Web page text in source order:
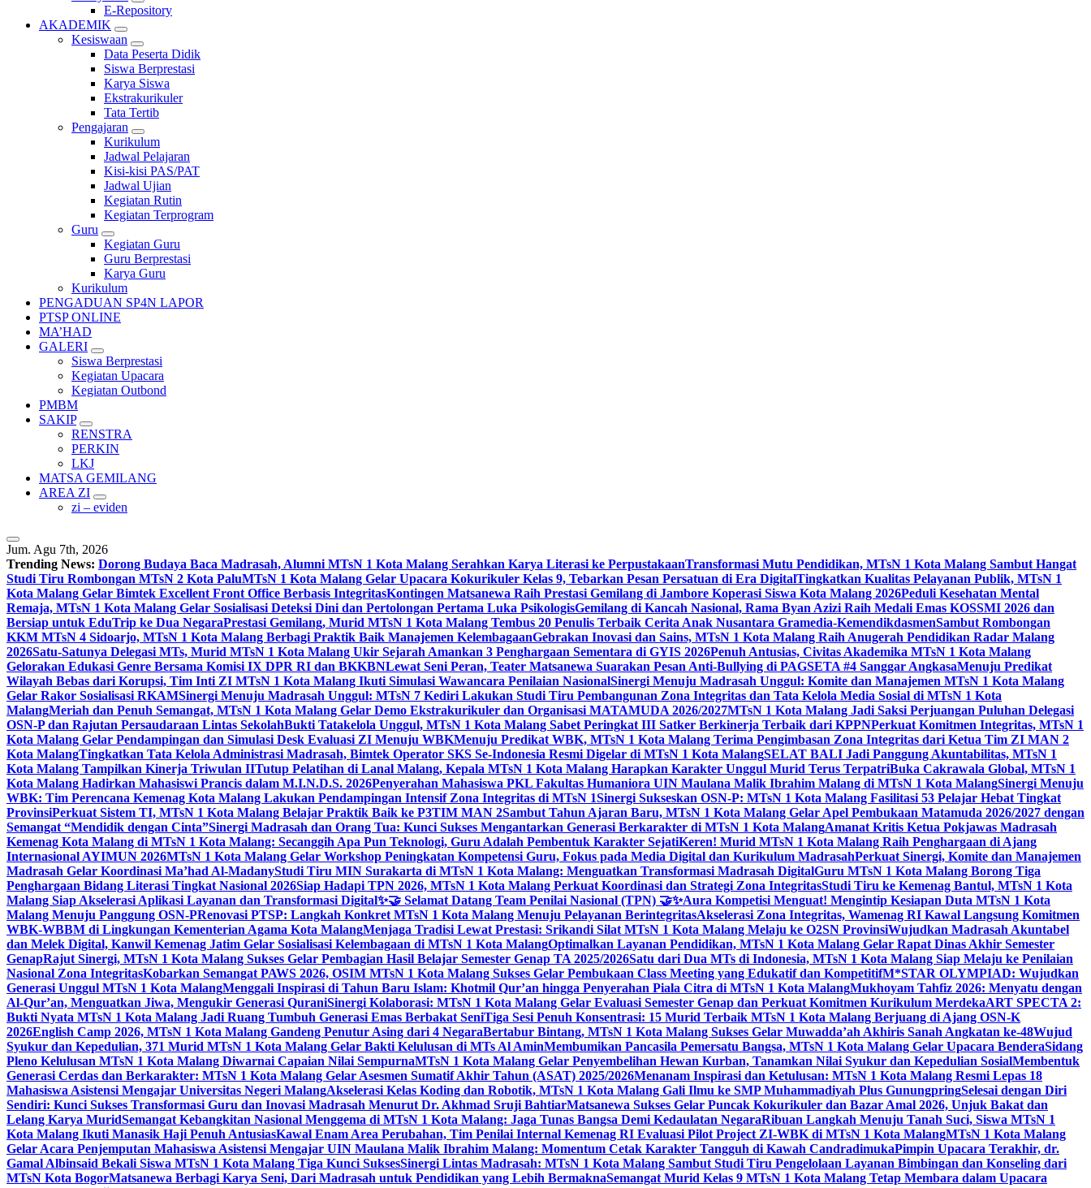
E-Repository
AKADEMIK
Kesiswaan
Data Peserta Didik
Siswa Berprestasi
Karya Siswa
Ekstrakurikuler
Tata Tertib
Pengajaran
Kurikulum
Jadwal Pelajaran
Kisi-kisi PAS/PAT
Jadwal Ujian
Kegiatan Rutin
Kegiatan Terprogram
Guru
Kegiatan Guru
Guru Berprestasi
Karya Guru
Kurikulum
PENGADUAN SP4N LAPOR
PTSP ONLINE
MA’HAD
GALERI
Siswa Berprestasi
Kegiatan Upacara
Kegiatan Outbond
PMBM
SAKIP
RENSTRA
PERKIN
LKJ
MATSA GEMILANG
AREA ZI
zi – eviden
Jum. Agu 7th, 2026
Trending News: Dorong Budaya Baca Madrasah, Alumni MTsN 1 Kota Malang Serahkan Karya Literasi ke PerpustakaanTransformasi Mutu Pendidikan, MTsN 1 Kota Malang Sambut Hangat
Studi Tiru Rombongan MTsN 2 Kota PaluMTsN 1 Kota Malang Gelar Upacara Kokurikuler Kelas 9, Tebarkan Pesan Persatuan di Era DigitalTingkatkan Kualitas Pelayanan Publik, MTsN 1
Kota Malang Gelar Bimtek Excellent Front Office Berbasis IntegritasKontingen Matsanewa Raih Prestasi Gemilang di Jambore Koperasi Siswa Kota Malang 2026Peduli Kesehatan Mental
Remaja, MTsN 1 Kota Malang Gelar Sosialisasi Deteksi Dini dan Pertolongan Pertama Luka PsikologisGemilang di Kancah Nasional, Rama Byan Azizi Raih Medali Emas KOSSMI 2026 dan
Bersiap untuk EduTrip ke Dua NegaraPrestasi Gemilang, Murid MTsN 1 Kota Malang Tembus 20 Penulis Terbaik Cerita Anak Nusantara Gramedia-KemendikdasmenSambut Rombongan
KKM MTsN 4 Sidoarjo, MTsN 1 Kota Malang Berbagi Praktik Baik Manajemen KelembagaanGebrakan Inovasi dan Sains, MTsN 1 Kota Malang Raih Anugerah Pendidikan Radar Malang
2026Satu-Satunya Delegasi MTs, Murid MTsN 1 Kota Malang Ukir Sejarah Amankan 3 Penghargaan Sementara di GYIS 2026Penuh Antusias, Civitas Akademika MTsN 1 Kota Malang
Gelorakan Edukasi Genre Bersama Komisi IX DPR RI dan BKKBNLewat Seni Peran, Teater Matsanewa Suarakan Pesan Anti-Bullying di PAGSETA #4 Sanggar AngkasaMenuju Predikat
Wilayah Bebas dari Korupsi, Tim Inti ZI MTsN 1 Kota Malang Ikuti Simulasi Wawancara Penilaian NasionalSinergi Menuju Madrasah Unggul: Komite dan Manajemen MTsN 1 Kota Malang
Gelar Rakor Sosialisasi RKAMSinergi Menuju Madrasah Unggul: MTsN 7 Kediri Lakukan Studi Tiru Pembangunan Zona Integritas dan Tata Kelola Media Sosial di MTsN 1 Kota
MalangMeriah dan Penuh Semangat, MTsN 1 Kota Malang Gelar Demo Ekstrakurikuler dan Organisasi MATAMUDA 2026/2027MTsN 1 Kota Malang Jadi Saksi Perjuangan Puluhan Delegasi
OSN-P dan Rajutan Persaudaraan Lintas SekolahBukti Tatakelola Unggul, MTsN 1 Kota Malang Sabet Peringkat III Satker Berkinerja Terbaik dari KPPNPerkuat Komitmen Integritas, MTsN 1
Kota Malang Gelar Pendampingan dan Simulasi Desk Evaluasi ZI Menuju WBKMenuju Predikat WBK, MTsN 1 Kota Malang Terima Pengimbasan Zona Integritas dari Ketua Tim ZI MAN 2
Kota MalangTingkatkan Tata Kelola Administrasi Madrasah, Bimtek Operator SKS Se-Indonesia Resmi Digelar di MTsN 1 Kota MalangSELAT BALI Jadi Panggung Akuntabilitas, MTsN 1
Kota Malang Tampilkan Kinerja Triwulan IITutup Pelatihan di Lanal Malang, Kepala MTsN 1 Kota Malang Harapkan Karakter Unggul Murid Terus TerpatriBuka Cakrawala Global, MTsN 1
Kota Malang Hadirkan Mahasiswi Prancis dalam M.I.N.D.S. 2026Penyerahan Mahasiswa PKL Fakultas Humaniora UIN Maulana Malik Ibrahim Malang di MTsN 1 Kota MalangSinergi Menuju
WBK: Tim Perencana Kemenag Kota Malang Lakukan Pendampingan Intensif Zona Integritas di MTsN 1Sinergi Sukseskan OSN-P: MTsN 1 Kota Malang Fasilitasi 53 Pelajar Hebat Tingkat
ProvinsiPerkuat Sistem TI, MTsN 1 Kota Malang Belajar Praktik Baik ke P3TIM MAN 2Sambut Tahun Ajaran Baru, MTsN 1 Kota Malang Gelar Apel Pembukaan Matamuda 2026/2027 dengan
Semangat “Mendidik dengan Cinta”Sinergi Madrasah dan Orang Tua: Kunci Sukses Mengantarkan Generasi Berkarakter di MTsN 1 Kota MalangAmanat Kritis Ketua Pokjawas Madrasah
Kemenag Kota Malang di MTsN 1 Kota Malang: Secanggih Apa Pun Teknologi, Guru Adalah Pembentuk Karakter SejatiKeren! Murid MTsN 1 Kota Malang Raih Penghargaan di Ajang
Internasional AYIMUN 2026MTsN 1 Kota Malang Gelar Workshop Peningkatan Kompetensi Guru, Fokus pada Media Digital dan Kurikulum MadrasahPerkuat Sinergi, Komite dan Manajemen
Madrasah Gelar Koordinasi Ma’had Al-MadanyStudi Tiru MIN Surakarta di MTsN 1 Kota Malang: Menguatkan Transformasi Madrasah DigitalGuru MTsN 1 Kota Malang Borong Tiga
Penghargaan Bidang Literasi Tingkat Nasional 2026Siap Hadapi TPN 2026, MTsN 1 Kota Malang Perkuat Koordinasi dan Strategi Zona IntegritasStudi Tiru ke Kemenag Bantul, MTsN 1 Kota
Malang Siap Akselerasi Aplikasi Layanan dan Transformasi Digital✨🤝 Selamat Datang Team Penilai Nasional (TPN) 🤝✨Aura Kompetisi Menguat! Mengintip Kesiapan Duta MTsN 1 Kota
Malang Menuju Panggung OSN-PRenovasi PTSP: Langkah Konkret MTsN 1 Kota Malang Menuju Pelayanan BerintegritasAkselerasi Zona Integritas, Wamenag RI Kawal Langsung Komitmen
WBK-WBBM di Lingkungan Kementerian Agama Kota MalangMenjaga Tradisi Lewat Prestasi: Srikandi Silat MTsN 1 Kota Malang Melaju ke O2SN ProvinsiWujudkan Madrasah Akuntabel
dan Melek Digital, Kanwil Kemenag Jatim Gelar Sosialisasi Kelembagaan di MTsN 1 Kota MalangOptimalkan Layanan Pendidikan, MTsN 1 Kota Malang Gelar Rapat Dinas Akhir Semester
GenapRajut Sinergi, MTsN 1 Kota Malang Sukses Gelar Pembagian Hasil Belajar Semester Genap TA 2025/2026Satu dari Dua MTs di Indonesia, MTsN 1 Kota Malang Siap Melaju ke Penilaian
Nasional Zona IntegritasKobarkan Semangat PAWS 2026, OSIM MTsN 1 Kota Malang Sukses Gelar Pembukaan Class Meeting yang Edukatif dan KompetitifM*STAR OLYMPIAD: Wujudkan
Generasi Unggul MTsN 1 Kota MalangMenggali Inspirasi di Tahun Baru Islam: Khotmil Qur’an hingga Penyerahan Piala Citra di MTsN 1 Kota MalangMukhoyam Tahfiz 2026: Menyatu dengan
Al-Qur’an, Menguatkan Jiwa, Mengukir Generasi QuraniSinergi Kolaborasi: MTsN 1 Kota Malang Gelar Evaluasi Semester Genap dan Perkuat Komitmen Kurikulum MerdekaART SPECTA 2:
Bukti Nyata MTsN 1 Kota Malang Jadi Ruang Tumbuh Generasi Emas Berbakat SeniTiga Sesi Penuh Konsentrasi: 15 Murid Terbaik MTsN 1 Kota Malang Berjuang di Ajang OSN-K
2026English Camp 2026, MTsN 1 Kota Malang Gandeng Penutur Asing dari 4 NegaraBertabur Bintang, MTsN 1 Kota Malang Sukses Gelar Muwadda’ah Akhiris Sanah Angkatan ke-48Wujud
Syukur dan Kepedulian, 371 Murid MTsN 1 Kota Malang Gelar Bakti Kelulusan di MTs Al AminMembumikan Pancasila Pemersatu Bangsa, MTsN 1 Kota Malang Gelar Upacara BenderaSidang
Pleno Kelulusan MTsN 1 Kota Malang Diwarnai Capaian Nilai SempurnaMTsN 1 Kota Malang Gelar Penyembelihan Hewan Kurban, Tanamkan Nilai Syukur dan Kepedulian SosialMembentuk
Generasi Cerdas dan Berkarakter: MTsN 1 Kota Malang Gelar Asesmen Sumatif Akhir Tahun (ASAT) 2025/2026Menanam Inspirasi dan Ketulusan: MTsN 1 Kota Malang Resmi Lepas 18
Mahasiswa Asistensi Mengajar Universitas Negeri MalangAkselerasi Kelas Koding dan Robotik, MTsN 1 Kota Malang Gali Ilmu ke SMP Muhammadiyah Plus GunungpringSelesai dengan Diri
Sendiri: Kunci Sukses Transformasi Guru dan Inovasi Madrasah Menurut Dr. Akhmad Sruji BahtiarMatsanewa Sukses Gelar Puncak Kokurikuler dan Bazar Amal 2026, Unjuk Bakat dan
Lelang Karya MuridSemangat Kebangkitan Nasional Menggema di MTsN 1 Kota Malang: Jaga Tunas Bangsa Demi Kedaulatan NegaraRibuan Langkah Menuju Tanah Suci, Siswa MTsN 1
Kota Malang Ikuti Manasik Haji Penuh AntusiasKawal Enam Area Perubahan, Tim Penilai Internal Kemenag RI Evaluasi Pilot Project ZI-WBK di MTsN 1 Kota MalangMTsN 1 Kota Malang
Gelar Acara Penjemputan Mahasiswa Asistensi Mengajar UIN Maulana Malik Ibrahim Malang: Momentum Cetak Karakter Tangguh di Kawah CandradimukaPimpin Upacara Terakhir, dr.
Gamal Albinsaid Bekali Siswa MTsN 1 Kota Malang Tiga Kunci SuksesSinergi Lintas Madrasah: MTsN 1 Kota Malang Sambut Studi Tiru Pengelolaan Layanan Bimbingan dan Konseling dari
MTsN Kota BogorMatsanewa Berbagi Karya Seni, Dari Madrasah untuk Pendidikan yang Lebih BermaknaSemangat Murid Kelas 9 MTsN 1 Kota Malang Tetap Membara dalam Upacara